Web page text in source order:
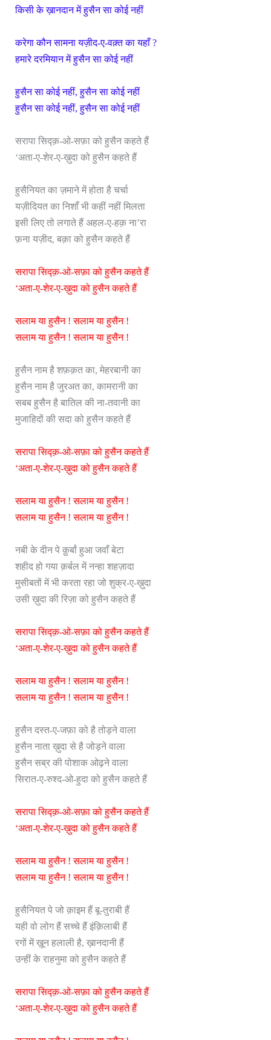
किसी के ख़ानदान में हुसैन सा कोई नहीं
करेगा कौन सामना यज़ीद-ए-वक़्त का यहाँ ?
हमारे दरमियान में हुसैन सा कोई नहीं
हुसैन सा कोई नहीं, हुसैन सा कोई नहीं
हुसैन सा कोई नहीं, हुसैन सा कोई नहीं
सरापा सिद्क़-ओ-सफ़ा को हुसैन कहते हैं
‘अता-ए-शेर-ए-ख़ुदा को हुसैन कहते हैं
हुसैनियत का ज़माने में होता है चर्चा
यज़ीदियत का निशाँ भी कहीं नहीं मिलता
इसी लिए तो लगाते हैं अहल-ए-हक़ ना’रा
फ़ना यज़ीद, बक़ा को हुसैन कहते हैं
सरापा सिद्क़-ओ-सफ़ा को हुसैन कहते हैं
‘अता-ए-शेर-ए-ख़ुदा को हुसैन कहते हैं
सलाम या हुसैन ! सलाम या हुसैन !
सलाम या हुसैन ! सलाम या हुसैन !
हुसैन नाम है शफ़क़त का, मेहरबानी का
हुसैन नाम है जुरअत का, कामरानी का
सबब हुसैन है बातिल की ना-तवानी का
मुजाहिदों की सदा को हुसैन कहते हैं
सरापा सिद्क़-ओ-सफ़ा को हुसैन कहते हैं
‘अता-ए-शेर-ए-ख़ुदा को हुसैन कहते हैं
सलाम या हुसैन ! सलाम या हुसैन !
सलाम या हुसैन ! सलाम या हुसैन !
नबी के दीन पे क़ुर्बां हुआ जवाँ बेटा
शहीद हो गया क़र्बल में नन्हा शहज़ादा
मुसीबतों में भी करता रहा जो शुक्र-ए-ख़ुदा
उसी ख़ुदा की रिज़ा को हुसैन कहते हैं
सरापा सिद्क़-ओ-सफ़ा को हुसैन कहते हैं
‘अता-ए-शेर-ए-ख़ुदा को हुसैन कहते हैं
सलाम या हुसैन ! सलाम या हुसैन !
सलाम या हुसैन ! सलाम या हुसैन !
हुसैन दस्त-ए-जफ़ा को है तोड़ने वाला
हुसैन नाता ख़ुदा से है जोड़ने वाला
हुसैन सब्र की पोशाक ओढ़ने वाला
सिरात-ए-रुश्द-ओ-हुदा को हुसैन कहते हैं
सरापा सिद्क़-ओ-सफ़ा को हुसैन कहते हैं
‘अता-ए-शेर-ए-ख़ुदा को हुसैन कहते हैं
सलाम या हुसैन ! सलाम या हुसैन !
सलाम या हुसैन ! सलाम या हुसैन !
हुसैनियत पे जो क़ाइम हैं बू-तुराबी हैं
यही वो लोग हैं सच्चे हैं इंक़िलाबी हैं
रगों में ख़ून हलाली है, ख़ानदानी हैं
उन्हीं के राहनुमा को हुसैन कहते हैं
सरापा सिद्क़-ओ-सफ़ा को हुसैन कहते हैं
‘अता-ए-शेर-ए-ख़ुदा को हुसैन कहते हैं